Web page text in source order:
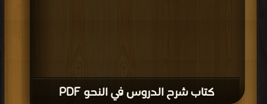
كتاب شرح الدروس في النحو PDF